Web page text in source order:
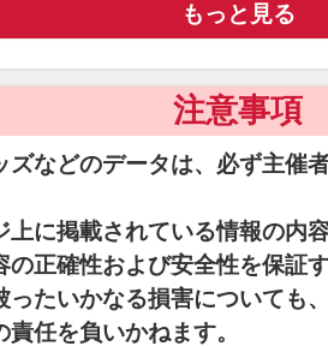
もっと見る
注意事項
ズなどのデータは、必ず主催
上に掲載されている情報の内
の正確性および安全性を保証
ったいかなる損害についても
任を負いかねます。